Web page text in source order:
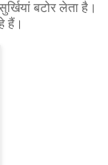
बटोर लेता है।
हैं।